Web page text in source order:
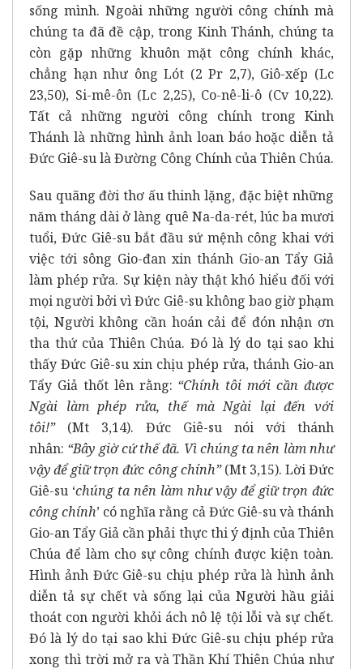
sống mình. Ngoài những người công chính mà
chúng ta đã đề cập, trong Kinh Thánh, chúng ta
còn gặp những khuôn mặt công chính khác,
chẳng hạn như ông Lót (2 Pr 2,7), Giô-xếp (Lc
23,50), Si-mê-ôn (Lc 2,25), Co-nê-li-ô (Cv 10,22).
Tất cả những người công chính trong Kinh
Thánh là những hình ảnh loan báo hoặc diễn tả
Đức Giê-su là Đường Công Chính của Thiên Chúa.
Sau quãng đời thơ ấu thinh lặng, đặc biệt những
năm tháng dài ở làng quê Na-da-rét, lúc ba mươi
tuổi, Đức Giê-su bắt đầu sứ mệnh công khai với
việc tới sông Gio-đan xin thánh Gio-an Tẩy Giả
làm phép rửa. Sự kiện này thật khó hiểu đối với
mọi người bởi vì Đức Giê-su không bao giờ phạm
tội, Người không cần hoán cải để đón nhận ơn
tha thứ của Thiên Chúa. Đó là lý do tại sao khi
thấy Đức Giê-su xin chịu phép rửa, thánh Gio-an
Tẩy Giả thốt lên rằng: “Chính tôi mới cần được
Ngài làm phép rửa, thế mà Ngài lại đến với
tôi!”(Mt 3,14). Đức Giê-su nói với thánh
nhân: “Bây giờ cứ thế đã. Vì chúng ta nên làm như
vậy để giữ trọn đức công chính”(Mt 3,15). Lời Đức
Giê-su ‘chúng ta nên làm như vậy để giữ trọn đức
công chính’ có nghĩa rằng cả Đức Giê-su và thánh
Gio-an Tẩy Giả cần phải thực thi ý định của Thiên
Chúa để làm cho sự công chính được kiện toàn.
Hình ảnh Đức Giê-su chịu phép rửa là hình ảnh
diễn tả sự chết và sống lại của Người hầu giải
thoát con người khỏi ách nô lệ tội lỗi và sự chết.
Đó là lý do tại sao khi Đức Giê-su chịu phép rửa
xong thì trời mở ra và Thần Khí Thiên Chúa như